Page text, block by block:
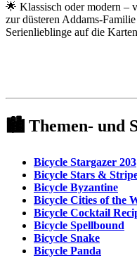
🌟 Klassisch oder modern –
zur düsteren Addams-
Serienlieblinge auf die
🏙️ Themen- und
Bicycle Stargazer 203
Bicycle Stars &
Bicycle Byzantine
Bicycle Cities of the
Bicycle Cocktail
Bicycle Spellbound
Bicycle Snake
Bicycle Panda